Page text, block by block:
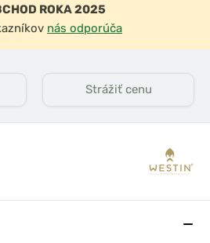
ROKA 2025
nás odporúča
Strážiť cenu